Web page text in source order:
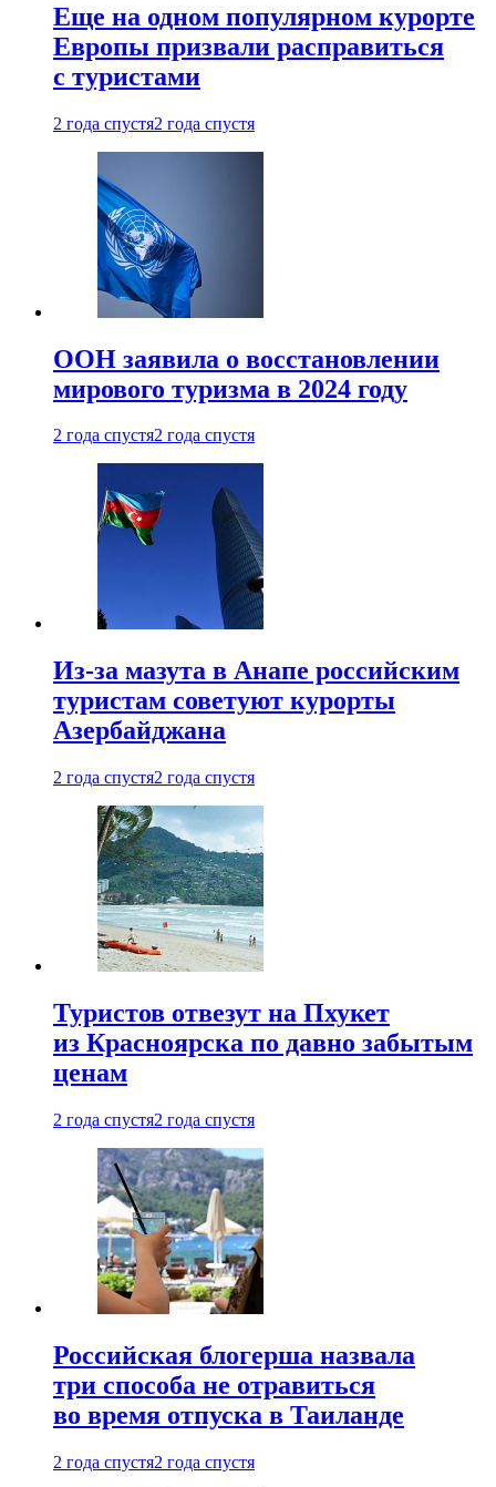
Еще на одном популярном курорте
Европы призвали расправиться
с туристами
2 года спустя2 года спустя
ООН заявила о восстановлении
мирового туризма в 2024 году
2 года спустя2 года спустя
Из-за мазута в Анапе российским
туристам советуют курорты
Азербайджана
2 года спустя2 года спустя
Туристов отвезут на Пхукет
из Красноярска по давно забытым
ценам
2 года спустя2 года спустя
Российская блогерша назвала
три способа не отравиться
во время отпуска в Таиланде
2 года спустя2 года спустя